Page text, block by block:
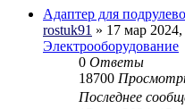
Адаптер для
rostuk91 » 17 мар
Электрооборудование
0 Ответы
18700
Последнее